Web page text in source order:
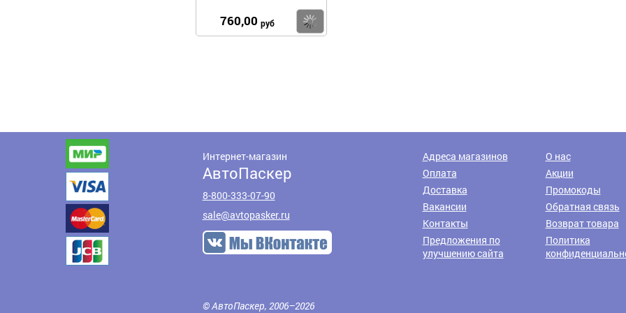
760,00 руб
Интернет-магазин
АвтоПаскер
8-800-333-07-90
sale@avtopasker.ru
Адреса магазинов
О нас
Оплата
Акции
Доставка
Промокоды
Вакансии
Обратная связь
Контакты
Возврат товара
Предложения по
улучшению сайта
Политика
Доставка транспортными компаниями
© АвтоПаскер, 2006–2026